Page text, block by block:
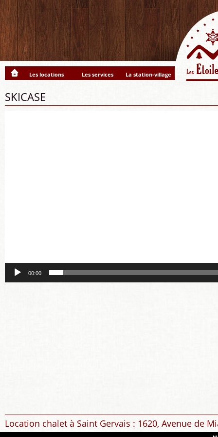
Les locations Les services La station-village
SKICASE
00:00
Location chalet à Saint Gervais : 1620, Avenue de